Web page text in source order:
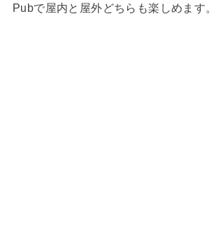
Pubで屋内と屋外どちらも楽しめます。